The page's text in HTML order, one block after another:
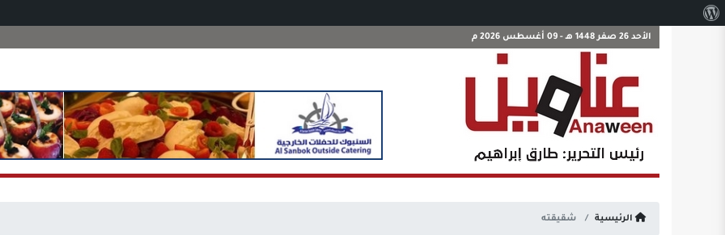
الأحد 26 صفر 1448 هـ - 09 أغسطس 2026 م
الرئيسية شقيقته